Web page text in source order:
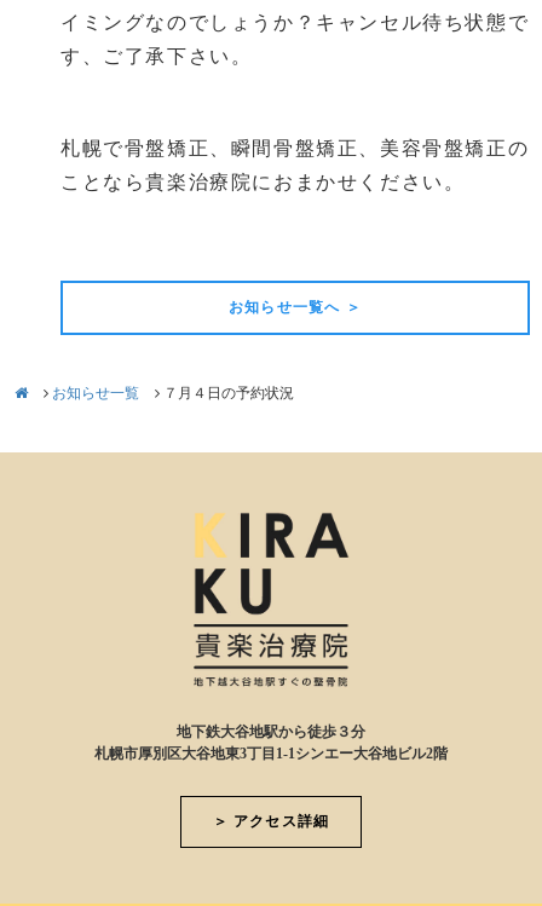
イミングなのでしょうか？キャンセル待ち状態で
す、ご了承下さい。
札幌で骨盤矯正、瞬間骨盤矯正、美容骨盤矯正の
ことなら貴楽治療院におまかせください。
お知らせ一覧へ ＞
お知らせ一覧 ７月４日の予約状況
地下鉄大谷地駅から徒歩３分
札幌市厚別区大谷地東3丁目1-1シンエー大谷地ビル2階
＞ アクセス詳細